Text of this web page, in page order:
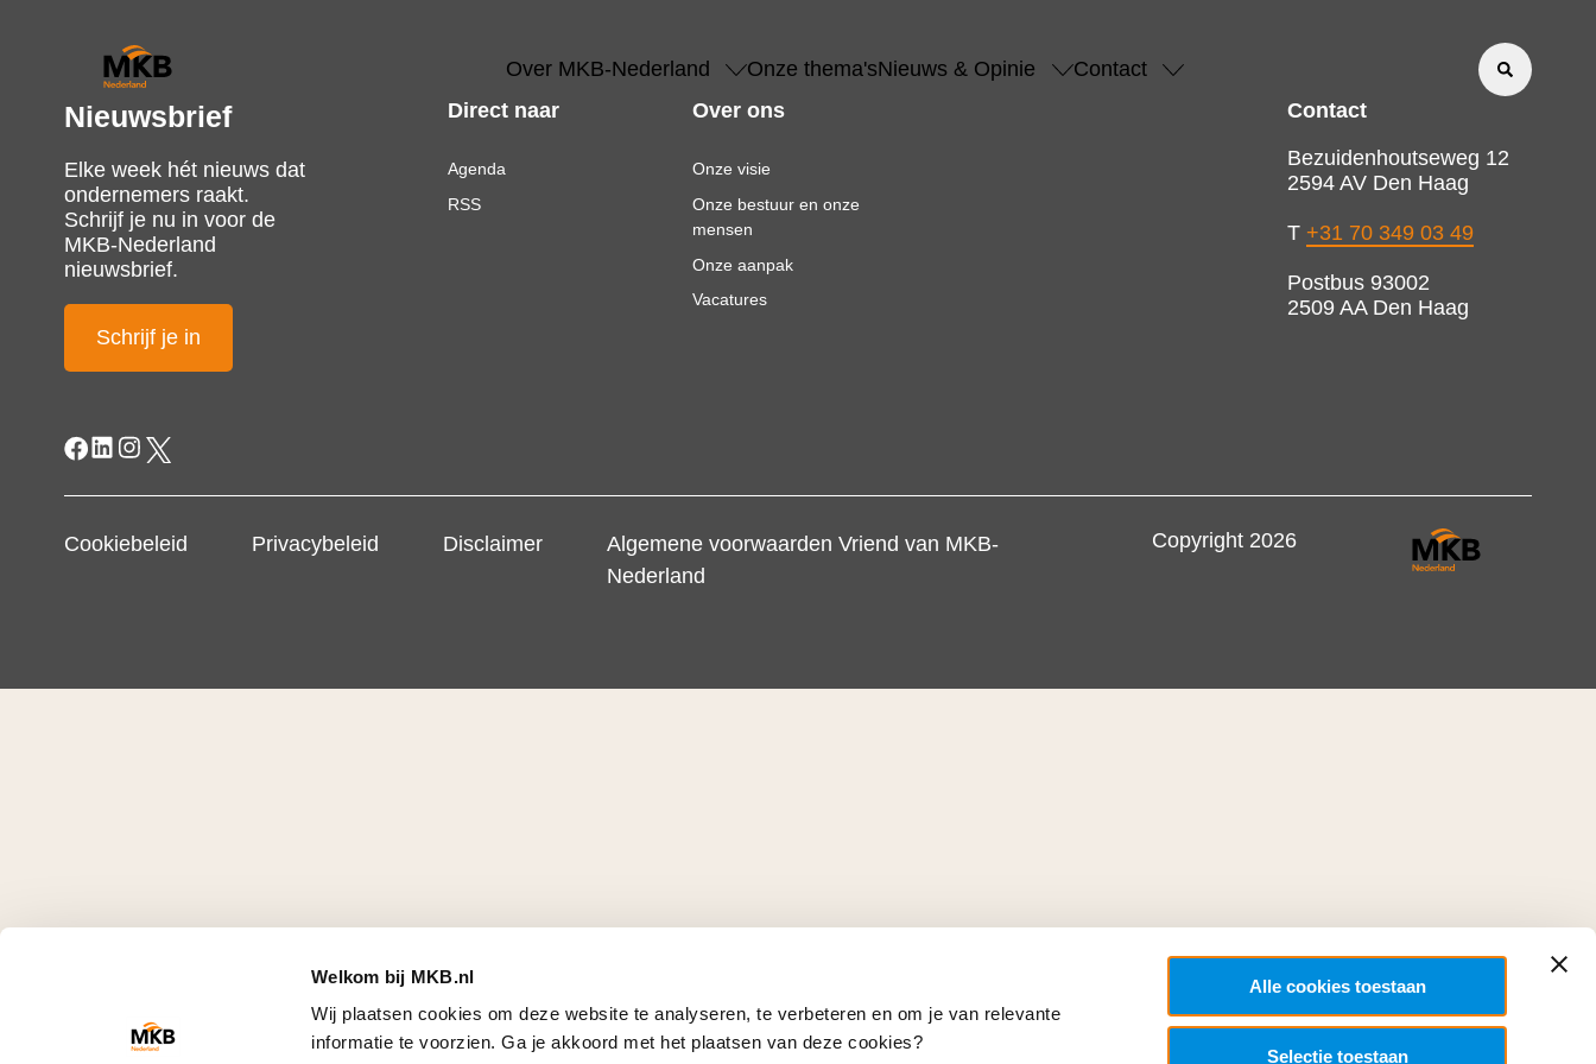
Welkom bij MKB.nl
Wij plaatsen cookies om deze website te analyseren, te verbeteren en om je van relevante
informatie te voorzien. Ga je akkoord met het plaatsen van deze cookies?
Alle cookies toestaan
Selectie toestaan
Over MKB-Nederland Onze thema'sNieuws & Opinie Contact
Nieuwsbrief
Elke week hét nieuws dat
ondernemers raakt.
Schrijf je nu in voor de
MKB-Nederland
nieuwsbrief.
Schrijf je in
Direct naar
Agenda
RSS
Over ons
Onze visie
Onze bestuur en onze
mensen
Onze aanpak
Vacatures
Contact
Bezuidenhoutseweg 12
2594 AV Den Haag
T +31 70 349 03 49
Postbus 93002
2509 AA Den Haag
Cookiebeleid Privacybeleid Disclaimer
Algemene voorwaarden Vriend van MKB-
Nederland
Copyright 2026